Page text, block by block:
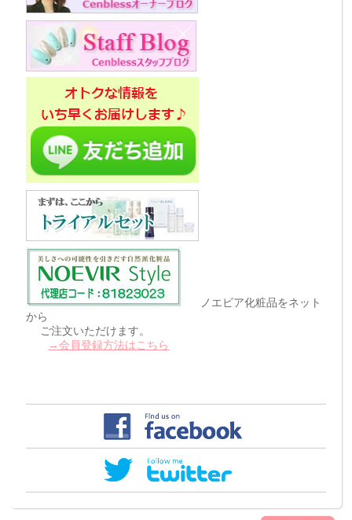
ノエビア化粧品をネット
から
ご注文いただけます。
→会員登録方法はこちら